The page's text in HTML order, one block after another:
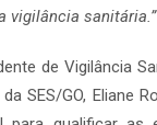
vigilância sanitária.”
de Vigilância
SES/GO, Eliane